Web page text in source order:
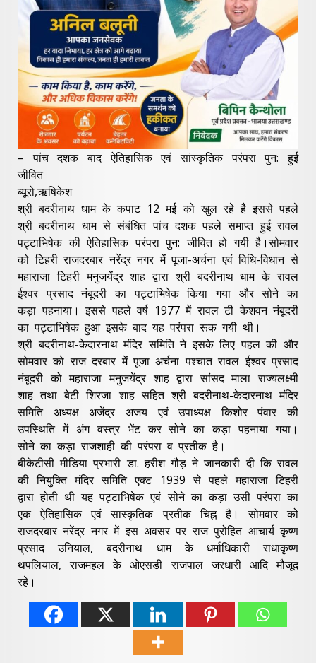
– पांच दशक बाद ऐतिहासिक एवं सांस्कृतिक परंपरा पुन: हुई
जीवित
ब्यूरो,ऋषिकेश
श्री बदरीनाथ धाम के कपाट 12 मई को खुल रहे है इससे पहले
श्री बदरीनाथ धाम से संबंधित पांच दशक पहले समाप्त हुई रावल
पट्टाभिषेक की ऐतिहासिक परंपरा पुन: जीवित हो गयी है।सोमवार
को टिहरी राजदरबार नरेंद्र नगर में पूजा-अर्चना एवं विधि-विधान से
महाराजा टिहरी मनुजयेंद्र शाह द्वारा श्री बदरीनाथ धाम के रावल
ईश्वर प्रसाद नंबूदरी का पट्टाभिषेक किया गया और सोने का
कड़ा पहनाया। इससे पहले वर्ष 1977 में रावल टी केशवन नंबूदरी
का पट्टाभिषेक हुआ इसके बाद यह परंपरा रूक गयी थी।
श्री बदरीनाथ-केदारनाथ मंदिर समिति ने इसके लिए पहल की और
सोमवार को राज दरबार में पूजा अर्चना पश्चात रावल ईश्वर प्रसाद
नंबूदरी को महाराजा मनुजयेंद्र शाह द्वारा सांसद माला राज्यलक्ष्मी
शाह तथा बेटी शिरजा शाह सहित श्री बदरीनाथ-केदारनाथ मंदिर
समिति अध्यक्ष अजेंद्र अजय एवं उपाध्यक्ष किशोर पंवार की
उपस्थिति में अंग वस्त्र भेंट कर सोने का कड़ा पहनाया गया।
सोने का कड़ा राजशाही की परंपरा व प्रतीक है।
बीकेटीसी मीडिया प्रभारी डा. हरीश गौड़ ने जानकारी दी कि रावल
की नियुक्ति मंदिर समिति एक्ट 1939 से पहले महाराजा टिहरी
द्वारा होती थी यह पट्टाभिषेक एवं सोने का कड़ा उसी परंपरा का
एक ऐतिहासिक एवं सास्कृतिक प्रतीक चिह्न है। सोमवार को
राजदरबार नरेंद्र नगर में इस अवसर पर राज पुरोहित आचार्य कृष्ण
प्रसाद उनियाल, बदरीनाथ धाम के धर्माधिकारी राधाकृष्ण
थपलियाल, राजमहल के ओएसडी राजपाल जरधारी आदि मौजूद
रहे।